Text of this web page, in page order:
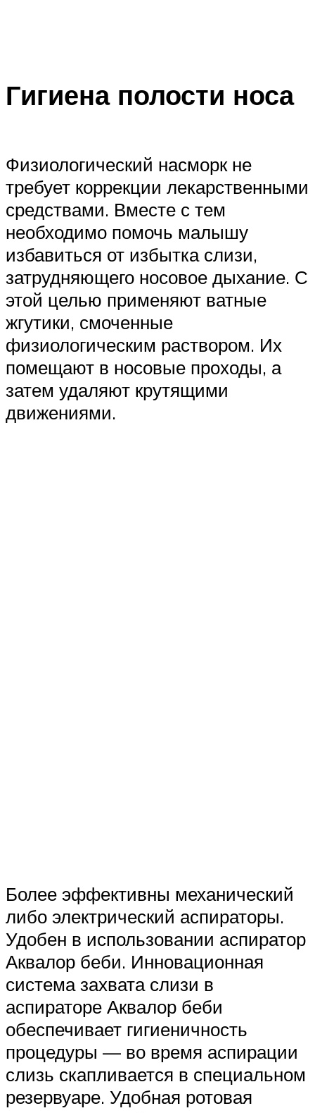
Гигиена полости носа
Физиологический насморк не
требует коррекции лекарственными
средствами. Вместе с тем
необходимо помочь малышу
избавиться от избытка слизи,
затрудняющего носовое дыхание. С
этой целью применяют ватные
жгутики, смоченные
физиологическим раствором. Их
помещают в носовые проходы, а
затем удаляют крутящими
движениями.
Более эффективны механический
либо электрический аспираторы.
Удобен в использовании аспиратор
Аквалор беби. Инновационная
система захвата слизи в
аспираторе Аквалор беби
обеспечивает гигиеничность
процедуры — во время аспирации
слизь скапливается в специальном
резервуаре. Удобная ротовая